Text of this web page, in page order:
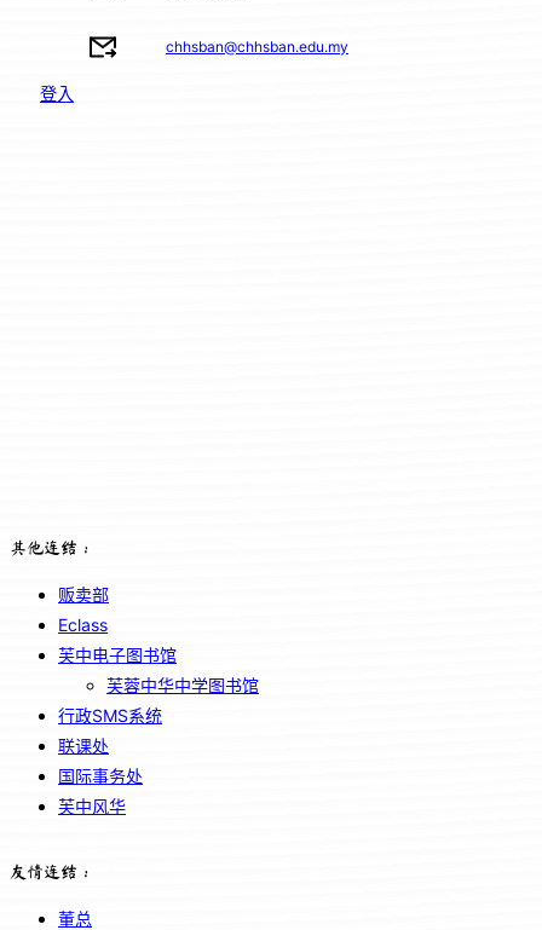
chhsban@chhsban.edu.my
登入
其他连结：
贩卖部
Eclass
芙中电子图书馆
芙蓉中华中学图书馆
行政SMS系统
联课处
国际事务处
芙中风华
友情连结：
董总